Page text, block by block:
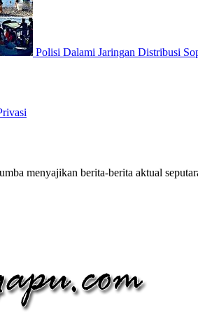
Polisi Dalami Jaringan Distribusi
menyajikan berita-berita aktual